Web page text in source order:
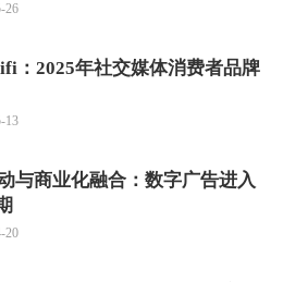
26
：2025年社交媒体消费者品牌
13
与商业化融合：数字广告进入
20